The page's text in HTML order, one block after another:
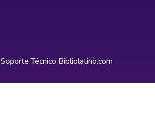
Soporte Técnico Bibliolatino.com